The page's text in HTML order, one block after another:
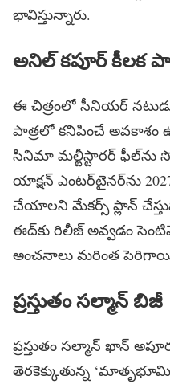
భావిస్తున్నారు.
అనిల్ కపూర్ కీలక
ఈ చిత్రంలో సీనియర్
పాత్రలో కనిపించే
సినిమా మల్టీస్టారర్ ఫీల్‌ను
యాక్షన్ ఎంటర్‌టైనర్‌ను
చేయాలని మేకర్స్ ప్లాన్
ఈద్‌కు రిలీజ్ అవ్వడం
అంచనాలు మరింత
ప్రస్తుతం సల్మాన్ బిజీ
ప్రస్తుతం సల్మాన్ ఖాన్
తెరకెక్కుతున్న